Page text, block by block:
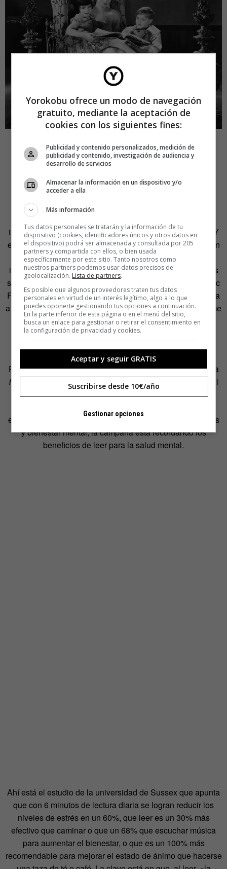
LOS BENEFICIOS DE
LEER PARA LA SALUD
MENTAL
«En muchos momentos los libros, escribirlos pero sobre
todo leerlos, me han ayudado a saber que no estoy solo. Y
eso es algo radical, subversivo, una línea de vida brutal, en
un tiempo como este en que la soledad nos muerde
insistentemente los tobillos (y más arriba), y los problemas
se individualizan, se privatizan», reflexiona el escritor Isaac
Rosa. «Leer (y escribir) me alivia, me repara y me consuela
a menudo; pero sobre todo me ayuda a saber que lo que me
pasa, lo que me duele, lo que temo, lo que deseo y no
consigo, lo que me obsesiona, lo que me aprieta y lo que
Rosa es uno de los escritores que participa en la campaña
#LibreríasdeGuardia, que ha puesto en marcha la Editorial
Planeta aprovechando que el 10 de octubre es el Día
encuentros en librerías explorando los vínculos entre libros
y bienestar mental, la campaña está recordando los
beneficios de leer para la salud mental.
Ahí está el estudio de la universidad de Sussex que apunta
que con 6 minutos de lectura diaria se logran reducir los
niveles de estrés en un 60%, que leer es un 30% más
efectivo que caminar o que un 68% que escuchar música
para aumentar el bienestar, o que es un 100% más
recomendable para mejorar el estado de ánimo que hacerse
Yorokobu ofrece un modo de navegación
gratuito, mediante la aceptación de
cookies con los siguientes fines:
Publicidad y contenido personalizados, medición de
publicidad y contenido, investigación de audiencia y
desarrollo de servicios
Almacenar la información en un dispositivo y/o
acceder a ella
Más información
Tus datos personales se tratarán y la información de tu
dispositivo (cookies, identificadores únicos y otros datos en
el dispositivo) podrá ser almacenada y consultada por 205
partners y compartida con ellos, o bien usada
específicamente por este sitio. Tanto nosotros como
nuestros partners podemos usar datos precisos de
geolocalización. Lista de partners.
Es posible que algunos proveedores traten tus datos
personales en virtud de un interés legítimo, algo a lo que
puedes oponerte gestionando tus opciones a continuación.
En la parte inferior de esta página o en el menú del sitio,
busca un enlace para gestionar o retirar el consentimiento en
la configuración de privacidad y cookies.
Aceptar y seguir GRATIS
Suscribirse desde 10€/año
Gestionar opciones